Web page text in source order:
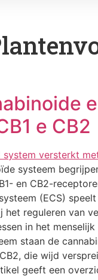
e CB2
systeem
en CB2-
(ECS) speelt
het reguleren van
in het menselijk
staan de
die wijd
geeft een